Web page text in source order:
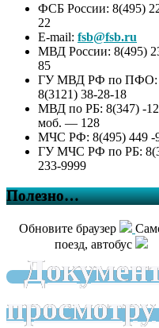
ФСБ России: 8(495)
22
E-mail: fsb@fsb.ru
МВД России: 8(495)
85
ГУ МВД РФ по ПФО:
8(3121) 38-28-18
МВД по РБ: 8(347) -
моб. — 128
МЧС РФ: 8(495) 449 -
ГУ МЧС РФ по РБ:
233-9999
Полезно…
Обновите браузер
поезд, автобус
просмотру